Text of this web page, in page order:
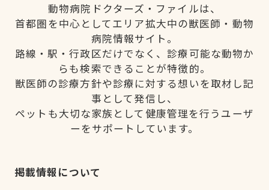
動物病院ドクターズ・ファイルは、
首都圏を中心としてエリア拡大中の獣医師・動物
病院情報サイト。
路線・駅・行政区だけでなく、診療可能な動物か
らも検索できることが特徴的。
獣医師の診療方針や診療に対する想いを取材し記
事として発信し、
ペットも大切な家族として健康管理を行うユーザ
ーをサポートしています。
掲載情報について